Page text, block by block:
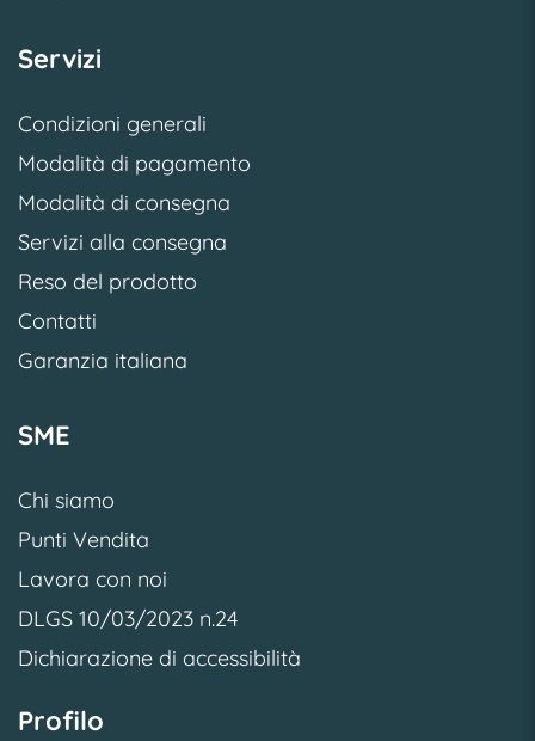
Servizi
Condizioni generali
Modalità di pagamento
Modalità di consegna
Servizi alla consegna
Reso del prodotto
Contatti
Garanzia italiana
SME
Chi siamo
Punti Vendita
Lavora con noi
DLGS 10/03/2023 n.24
Dichiarazione di accessibilità
Profilo